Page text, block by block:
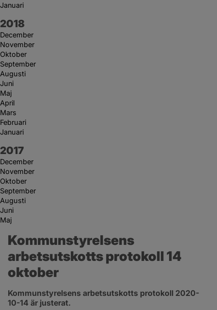
Januari
År:
2018
December
November
Oktober
September
Augusti
Juni
Maj
April
Mars
Februari
Januari
År:
2017
December
November
Oktober
September
Augusti
Juni
Maj
Kommunstyrelsens
arbetsutskotts protokoll 14
oktober
Kommunstyrelsens arbetsutskotts protokoll 2020-
10-14 är justerat.